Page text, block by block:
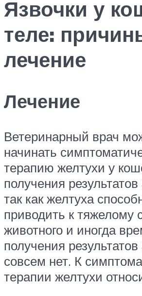
Язвочки у
теле:
лечение
Лечение
Ветеринарный врач
начинать
терапию желтухи у
получения
так как желтуха
приводить к тяжелому
животного и иногда
получения
совсем нет. К
терапии желтухи